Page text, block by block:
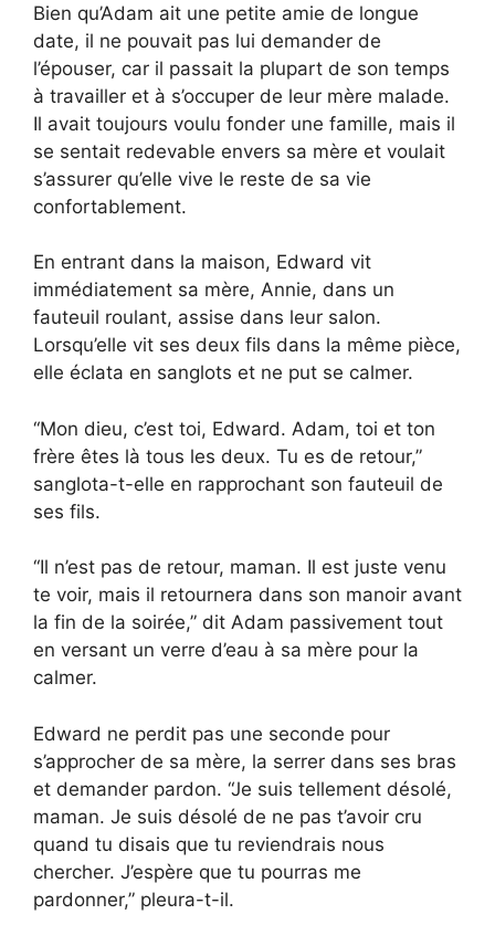
Bien qu’Adam ait une petite amie de longue
date, il ne pouvait pas lui demander de
l’épouser, car il passait la plupart de son temps
à travailler et à s’occuper de leur mère malade.
Il avait toujours voulu fonder une famille, mais il
se sentait redevable envers sa mère et voulait
s’assurer qu’elle vive le reste de sa vie
confortablement.
En entrant dans la maison, Edward vit
immédiatement sa mère, Annie, dans un
fauteuil roulant, assise dans leur salon.
Lorsqu’elle vit ses deux fils dans la même pièce,
elle éclata en sanglots et ne put se calmer.
“Mon dieu, c’est toi, Edward. Adam, toi et ton
frère êtes là tous les deux. Tu es de retour,”
sanglota-t-elle en rapprochant son fauteuil de
ses fils.
“Il n’est pas de retour, maman. Il est juste venu
te voir, mais il retournera dans son manoir avant
la fin de la soirée,” dit Adam passivement tout
en versant un verre d’eau à sa mère pour la
calmer.
Edward ne perdit pas une seconde pour
s’approcher de sa mère, la serrer dans ses bras
et demander pardon. “Je suis tellement désolé,
maman. Je suis désolé de ne pas t’avoir cru
quand tu disais que tu reviendrais nous
chercher. J’espère que tu pourras me
pardonner,” pleura-t-il.